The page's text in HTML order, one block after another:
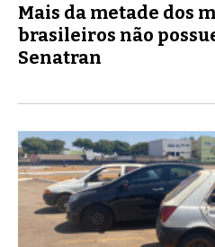
Mais da metade dos
brasileiros não
Senatran